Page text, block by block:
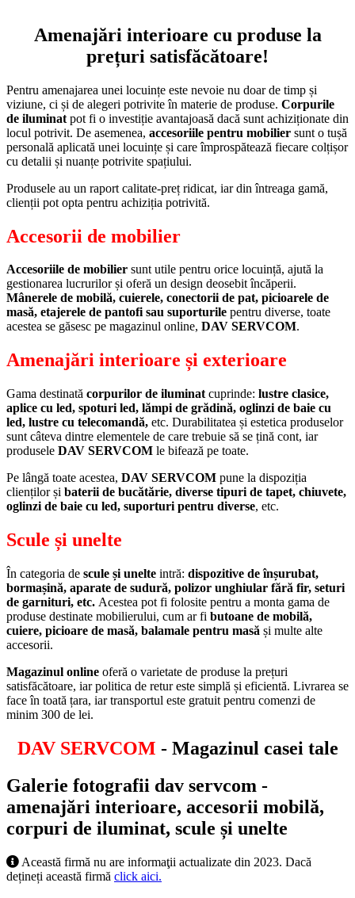
Amenajări interioare cu produse la
prețuri satisfăcătoare!
Pentru amenajarea unei locuințe este nevoie nu doar de timp și
viziune, ci și de alegeri potrivite în materie de produse. Corpurile
de iluminat pot fi o investiție avantajoasă dacă sunt achiziționate din
locul potrivit. De asemenea, accesoriile pentru mobilier sunt o tușă
personală aplicată unei locuințe și care împrospătează fiecare colțișor
cu detalii și nuanțe potrivite spațiului.
Produsele au un raport calitate-preț ridicat, iar din întreaga gamă,
clienții pot opta pentru achiziția potrivită.
Accesorii de mobilier
Accesoriile de mobilier sunt utile pentru orice locuință, ajută la
gestionarea lucrurilor și oferă un design deosebit încăperii.
Mânerele de mobilă, cuierele, conectorii de pat, picioarele de
masă, etajerele de pantofi sau suporturile pentru diverse, toate
acestea se găsesc pe magazinul online, DAV SERVCOM.
Amenajări interioare și exterioare
Gama destinată corpurilor de iluminat cuprinde: lustre clasice,
aplice cu led, spoturi led, lămpi de grădină, oglinzi de baie cu
led, lustre cu telecomandă, etc. Durabilitatea și estetica produselor
sunt câteva dintre elementele de care trebuie să se țină cont, iar
produsele DAV SERVCOM le bifează pe toate.
Pe lângă toate acestea, DAV SERVCOM pune la dispoziția
clienților și baterii de bucătărie, diverse tipuri de tapet, chiuvete,
oglinzi de baie cu led, suporturi pentru diverse, etc.
Scule și unelte
În categoria de scule și unelte intră: dispozitive de înșurubat,
bormașină, aparate de sudură, polizor unghiular fără fir, seturi
de garnituri, etc. Acestea pot fi folosite pentru a monta gama de
produse destinate mobilierului, cum ar fi butoane de mobilă,
cuiere, picioare de masă, balamale pentru masă și multe alte
accesorii.
Magazinul online oferă o varietate de produse la prețuri
satisfăcătoare, iar politica de retur este simplă și eficientă. Livrarea se
face în toată țara, iar transportul este gratuit pentru comenzi de
minim 300 de lei.
DAV SERVCOM - Magazinul casei tale
Galerie fotografii dav servcom -
amenajări interioare, accesorii mobilă,
corpuri de iluminat, scule și unelte
Această firmă nu are informaţii actualizate din 2023. Dacă
dețineți această firmă click aici.